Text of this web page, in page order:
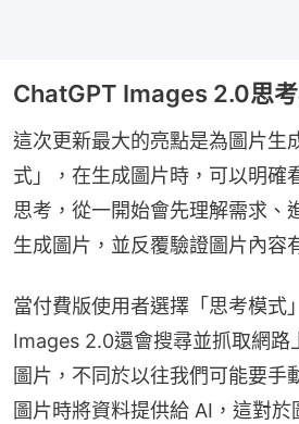
ChatGPT Images 2.0思
這次更新最大的亮點是為圖片生
式」，在生成圖片時，可以明確
思考，從一開始會先理解需求、
生成圖片，並反覆驗證圖片內容
當付費版使用者選擇「思考模式
Images 2.0還會搜尋並抓取網路
圖片，不同於以往我們可能要手
圖片時將資料提供給 AI，這對